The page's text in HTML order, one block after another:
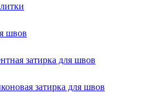
швов
затирка для швов
затирка для швов